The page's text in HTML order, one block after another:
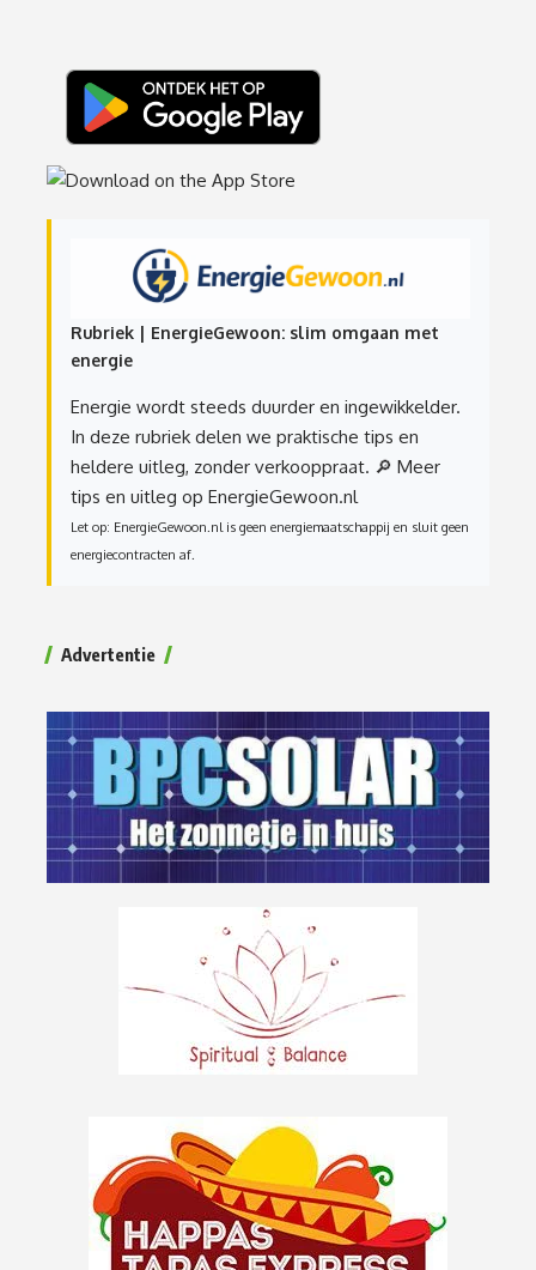
Rubriek | EnergieGewoon: slim omgaan met
energie
Energie wordt steeds duurder en ingewikkelder.
In deze rubriek delen we praktische tips en
heldere uitleg, zonder verkooppraat. 🔎 Meer
tips en uitleg op EnergieGewoon.nl
Let op: EnergieGewoon.nl is geen energiemaatschappij en sluit geen
energiecontracten af.
Advertentie